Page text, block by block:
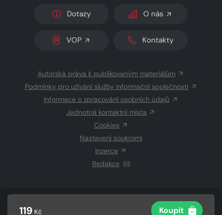
119 Kč Koupit
Dotazy O nás
VOP Kontakty
Autorská práva k publikovaným materiálům
Podmínky pro užívání služby informační společnosti
Informace o zpracování osobních údajů
Jednotná kontaktní místa
Cookies
Nastavení soukromí
Inzerce
Redakce
CZECH NEWS CENTER a.s.a dodavatelé